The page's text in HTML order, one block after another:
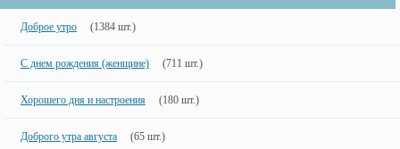
Доброе утро (1384 шт.)
С днем рождения (женщине) (711 шт.)
Хорошего дня и настроения (180 шт.)
Доброго утра августа (65 шт.)